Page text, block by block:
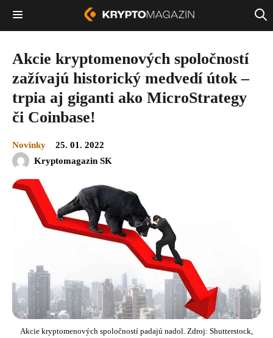
Akcie kryptomenových spoločností
zažívajú historický medvedí útok –
trpia aj giganti ako MicroStrategy
či Coinbase!
Novinky
25. 01. 2022
Kryptomagazin SK
Akcie kryptomenových spoločností padajú nadol. Zdroj: Shutterstock,